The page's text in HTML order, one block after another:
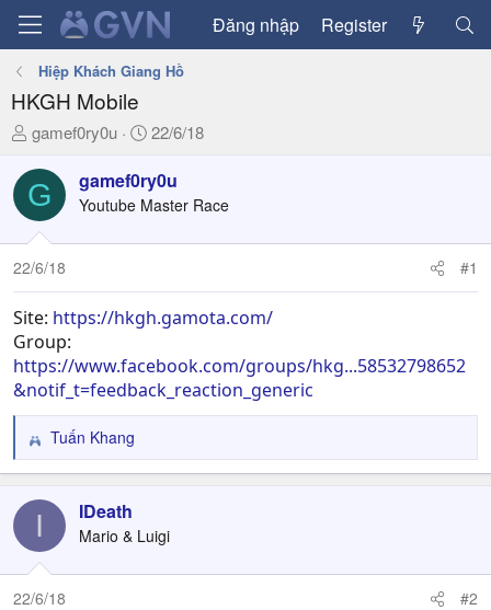
Đăng nhập Register
Hiệp Khách Giang Hồ
HKGH Mobile
T
r
e
a
d
s
t
a
r
t
e
gamef0ry0u
N
à
y
ử
22/6/18
G gamef0ry0u
Youtube Master Race
22/6/18 #1
Site: https://hkgh.gamota.com/
Group:
https://www.facebook.com/groups/hkg...58532798652
&notif_t=feedback_reaction_generic
R
e
c
i
o
n
Tuấn Khang
I IDeath
Mario & Luigi
22/6/18 #2